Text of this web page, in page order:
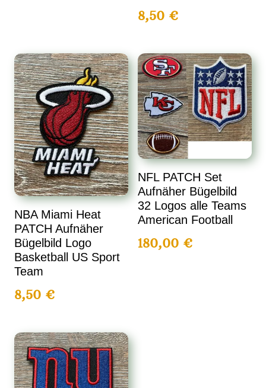
8,50 €
NBA Miami Heat
PATCH Aufnäher
Bügelbild Logo
Basketball US Sport
Team
8,50€
NFL PATCH Set
Aufnäher Bügelbild
32 Logos alle Teams
American Football
180,00 €